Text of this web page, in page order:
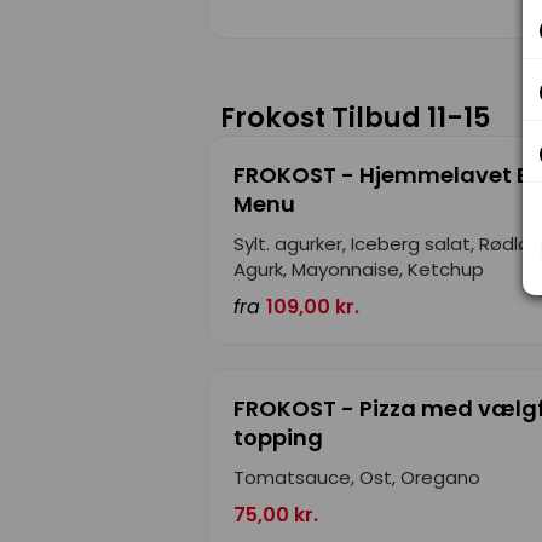
Frokost Tilbud 11-15
FROKOST - Hjemmelavet
Menu
Sylt. agurker, Iceberg salat,
Agurk, Mayonnaise, Ketchup
fra 109,00 kr.
FROKOST - Pizza med
topping
Tomatsauce, Ost, Oregano
75,00 kr.